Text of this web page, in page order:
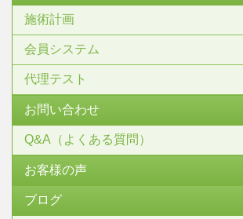
施術計画
会員システム
代理テスト
お問い合わせ
Q&A（よくある質問）
お客様の声
ブログ